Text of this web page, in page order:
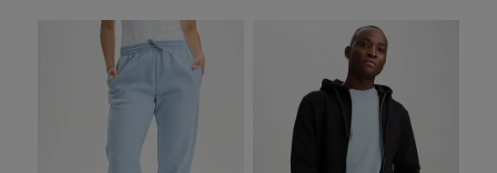
2 för 499:-